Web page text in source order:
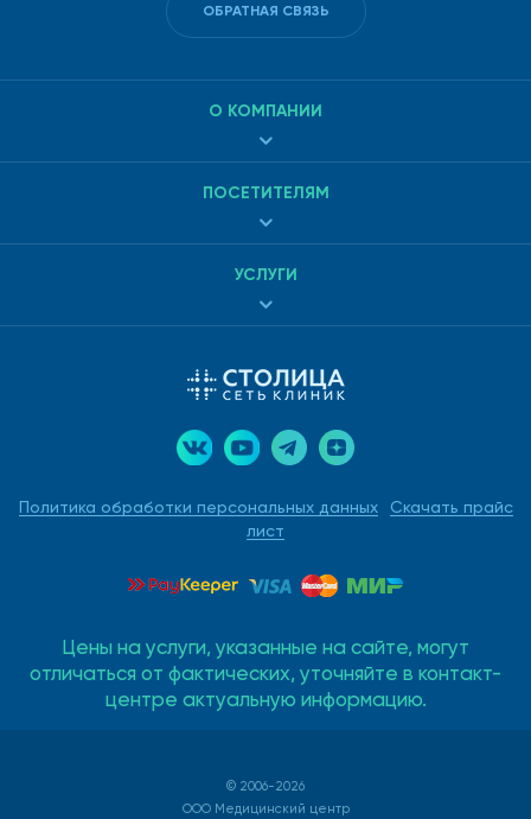
Политика обработки персональных данных
Скачать прайс
лист
О КОМПАНИИ
ПОСЕТИТЕЛЯМ
УСЛУГИ
ОБРАТНАЯ СВЯЗЬ
Цены на услуги, указанные на сайте, могут
отличаться от фактических, уточняйте в контакт-
центре актуальную информацию.
© 2006-2026
ООО Медицинский центр